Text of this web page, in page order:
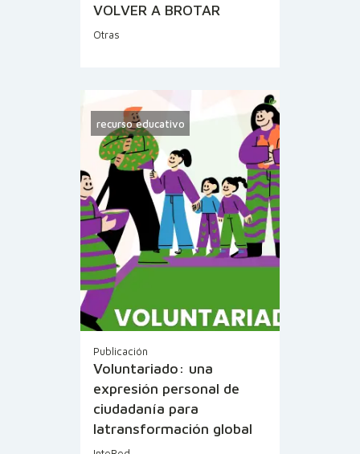
VOLVER A BROTAR
Otras
recurso educativo
Publicación
Voluntariado: una
expresión personal de
ciudadanía para
latransformación global